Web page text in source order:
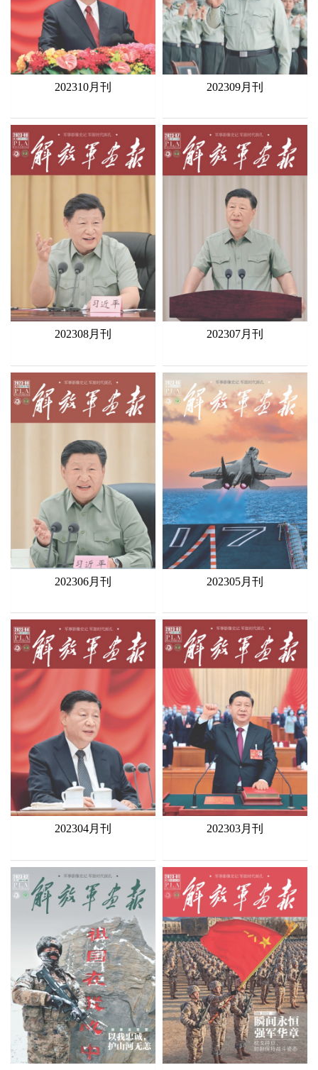
202310月刊 202309月刊
202308月刊 202307月刊
202306月刊 202305月刊
202304月刊 202303月刊